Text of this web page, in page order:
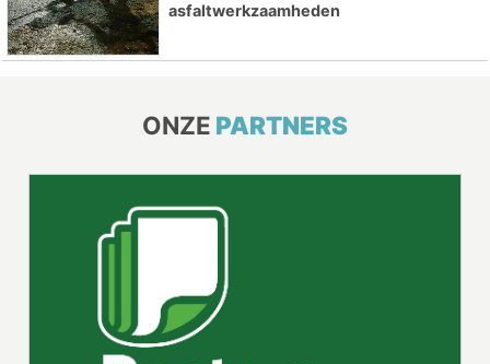
asfaltwerkzaamheden
ONZE PARTNERS